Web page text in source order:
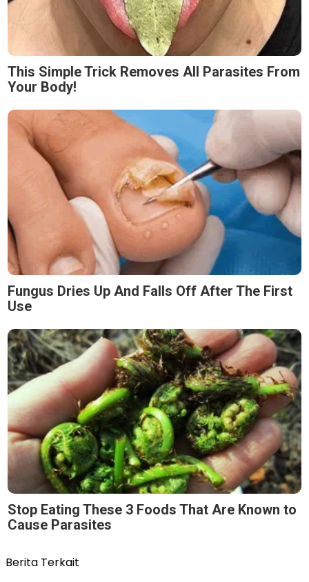
This Simple Trick Removes All Parasites From
Your Body!
Fungus Dries Up And Falls Off After The First
Use
Stop Eating These 3 Foods That Are Known to
Cause Parasites
Berita Terkait